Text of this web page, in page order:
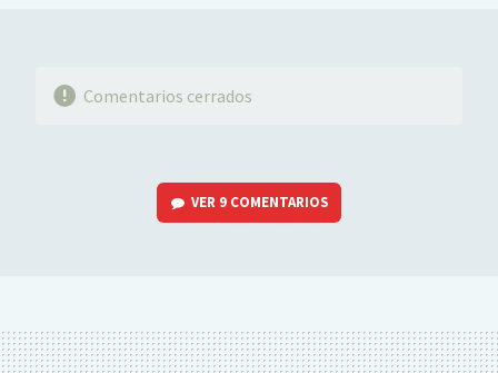
Comentarios cerrados
VER 9 COMENTARIOS